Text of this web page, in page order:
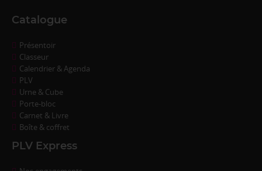
Catalogue
Présentoir
Classeur
Calendrier & Agenda
PLV
Urne & Cube
Porte-bloc
Carnet & Livre
Boîte & coffret
PLV Express